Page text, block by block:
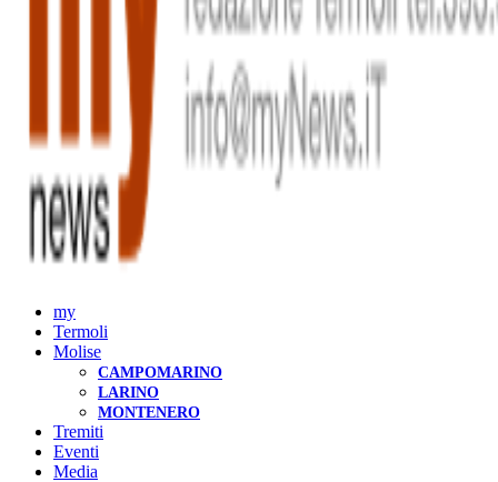
my
Termoli
Molise
CAMPOMARINO
LARINO
MONTENERO
Tremiti
Eventi
Media